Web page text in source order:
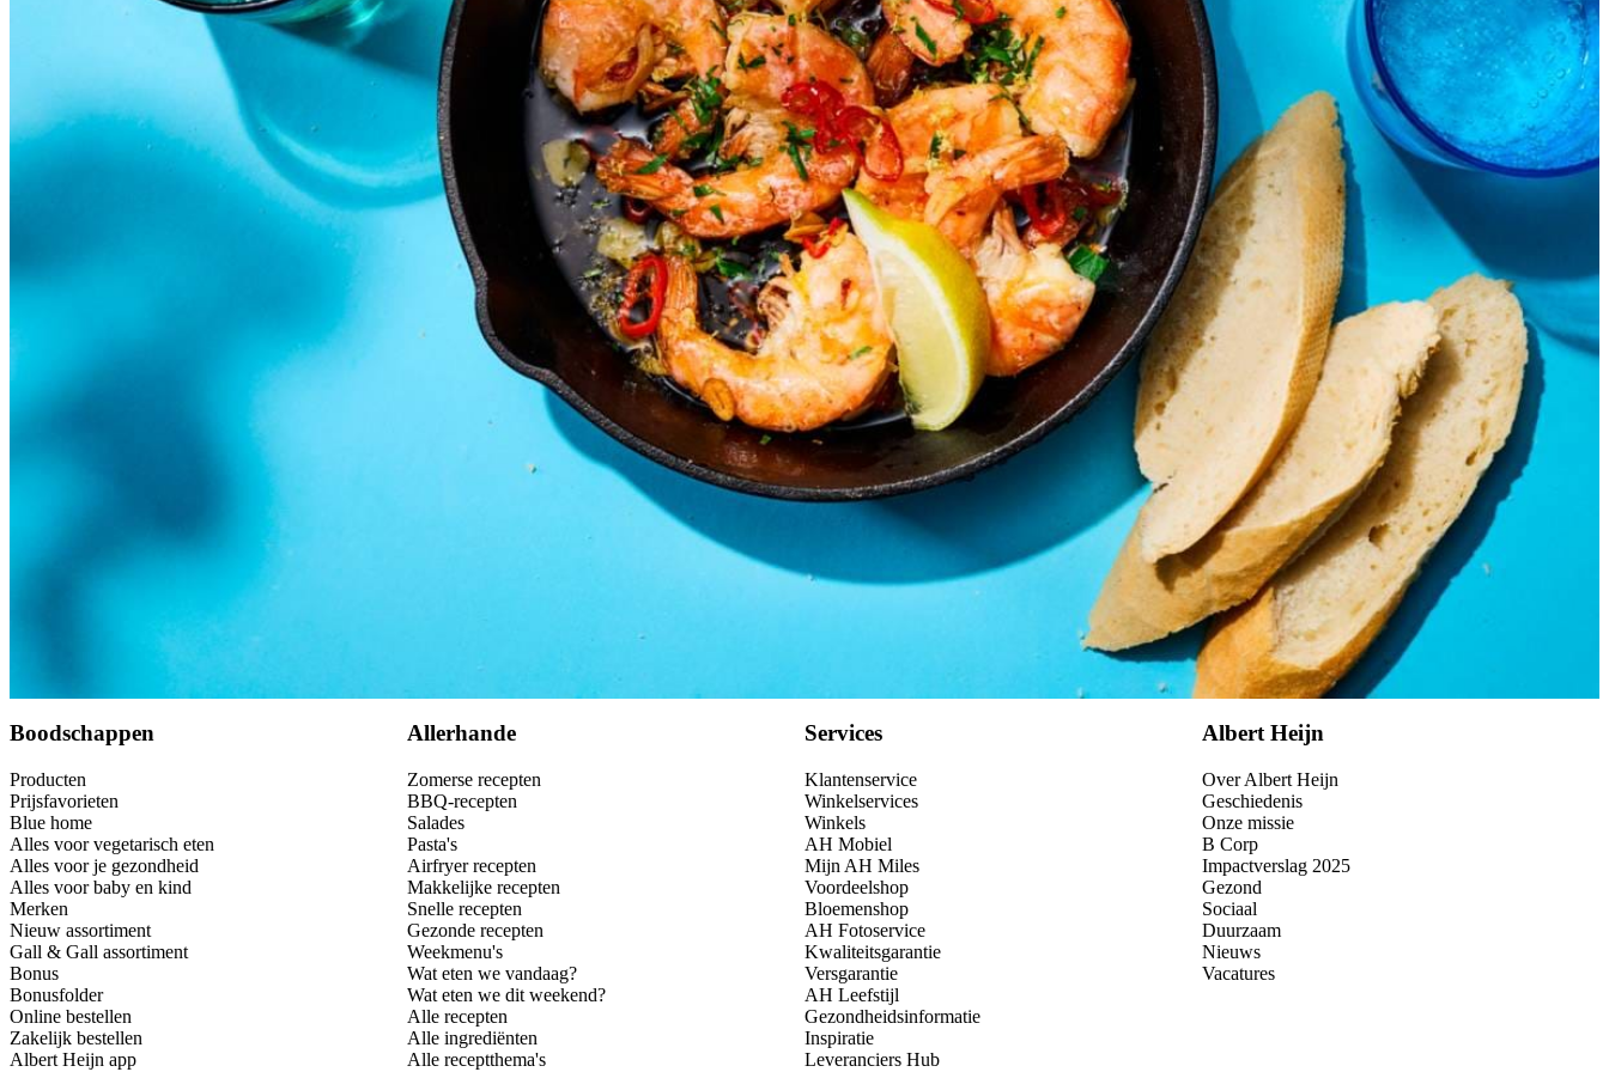
mlBertolli extra vierge originale olijfolie
Kies producten
Wat vond je van dit recept?
Boodschappen
Producten
Prijsfavorieten
Blue home
Alles voor vegetarisch eten
Alles voor je gezondheid
Alles voor baby en kind
Merken
Nieuw assortiment
Gall & Gall assortiment
Bonus
Bonusfolder
Online bestellen
Zakelijk bestellen
Albert Heijn app
Allerhande
Zomerse recepten
BBQ-recepten
Salades
Pasta's
Airfryer recepten
Makkelijke recepten
Snelle recepten
Gezonde recepten
Weekmenu's
Wat eten we vandaag?
Wat eten we dit weekend?
Alle recepten
Alle ingrediënten
Alle receptthema's
Services
Klantenservice
Winkelservices
Winkels
AH Mobiel
Mijn AH Miles
Voordeelshop
Bloemenshop
AH Fotoservice
Kwaliteitsgarantie
Versgarantie
AH Leefstijl
Gezondheidsinformatie
Inspiratie
Leveranciers Hub
Albert Heijn
Over Albert Heijn
Geschiedenis
Onze missie
B Corp
Impactverslag 2025
Gezond
Sociaal
Duurzaam
Nieuws
Vacatures